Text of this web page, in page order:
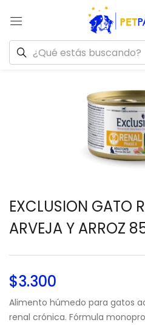
EXCLUSION GATO
ARVEJA Y ARROZ
$3.300
Alimento húmedo para gatos
renal crónica. Fórmula